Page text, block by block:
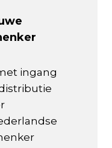
ingang